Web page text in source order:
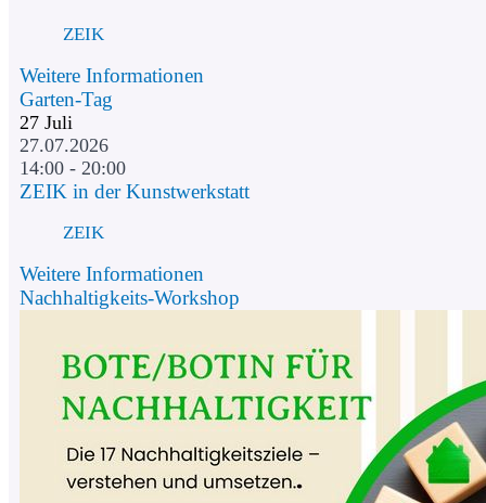
ZEIK
Weitere Informationen
Garten-Tag
27 Juli
27.07.2026
14:00 - 20:00
ZEIK in der Kunstwerkstatt
ZEIK
Weitere Informationen
Nachhaltigkeits-Workshop